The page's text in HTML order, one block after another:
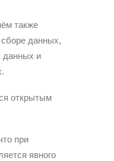
также
данных,
данных и
открытым
при
явного